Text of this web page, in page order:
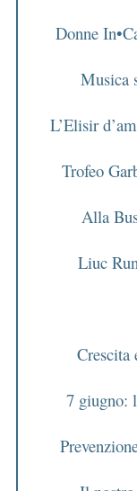
Donne
Musica
L’Elisir
Trofeo
Alla
Liuc
Crescita
7 giugno: